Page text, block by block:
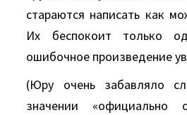
стараются написать как
Их беспокоит только
ошибочное произведение
(Юру очень забавляло
значении «официально